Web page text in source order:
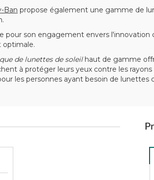
Ban propose également une gamme de
pour son engagement envers
optimale.
de lunettes de soleilhaut de gamme
à protéger leurs yeux contre les
les personnes ayant besoin de lunettes